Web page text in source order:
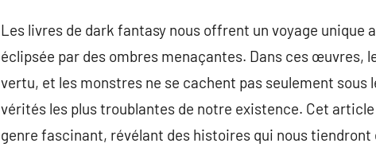
Les livres de dark fantasy nous offrent un voyage unique
éclipsée par des ombres menaçantes. Dans ces œuvres,
vertu, et les monstres ne se cachent pas seulement
vérités les plus troublantes de notre existence. Cet
genre fascinant, révélant des histoires qui nous